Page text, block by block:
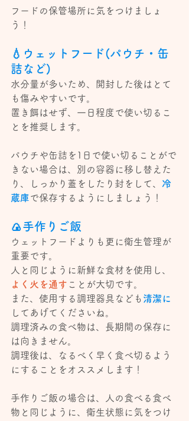
フードの保管場所に気をつけましょ
う！
💧ウェットフード(パウチ・缶
詰など)
水分量が多いため、開封した後はとて
も傷みやすいです。
置き餌はせず、一日程度で使い切るこ
とを推奨します。
パウチや缶詰を1日で使い切ることがで
きない場合は、別の容器に移し替えた
り、しっかり蓋をしたり封をして、 冷
蔵庫で保存するようにしましょう！
🍙手作りご飯
ウェットフードよりも更に衛生管理が
重要です。
人と同じように新鮮な食材を使用し、
よく火を通す ことが大切です。
また、使用する調理器具なども 清潔に
してあげてくださいね。
調理済みの食べ物は、長期間の保存に
は向きません。
調理後は、なるべく早く食べ切るよう
にすることをオススメします！
手作りご飯の場合は、人の食べる食べ
物と同じように、衛生状態に気をつけ